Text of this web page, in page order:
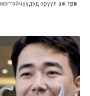
эрүүл аж төрөх